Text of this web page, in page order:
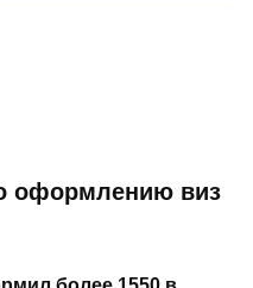
оформлению виз